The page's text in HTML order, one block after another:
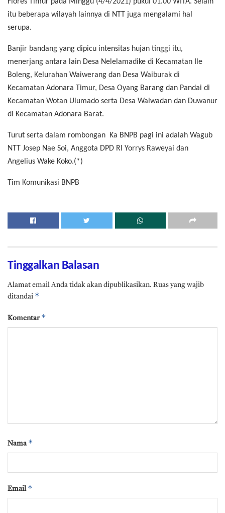
itu beberapa wilayah lainnya di NTT juga mengalami hal
serupa.
Banjir bandang yang dipicu intensitas hujan tinggi itu,
menerjang antara lain Desa Nelelamadike di Kecamatan Ile
Boleng, Kelurahan Waiwerang dan Desa Waiburak di
Kecamatan Adonara Timur, Desa Oyang Barang dan Pandai di
Kecamatan Wotan Ulumado serta Desa Waiwadan dan Duwanur
di Kecamatan Adonara Barat.
Turut serta dalam rombongan Ka BNPB pagi ini adalah Wagub
NTT Josep Nae Soi, Anggota DPD RI Yorrys Raweyai dan
Angelius Wake Koko.(*)
Tim Komunikasi BNPB
Tinggalkan Balasan
Alamat email Anda tidak akan dipublikasikan. Ruas yang wajib
ditandai *
Komentar *
Nama *
Email *